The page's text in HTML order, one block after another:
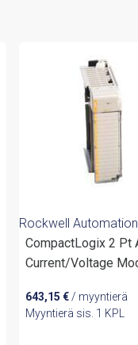
Rockwell Automation
CompactLogix 2 Pt
Current/Voltage
643,15€/ myyntierä
Myyntierä sis. 1 KPL